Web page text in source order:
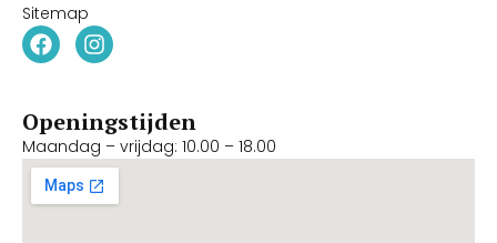
Sitemap
Openingstijden
Maandag – vrijdag: 10.00 – 18.00